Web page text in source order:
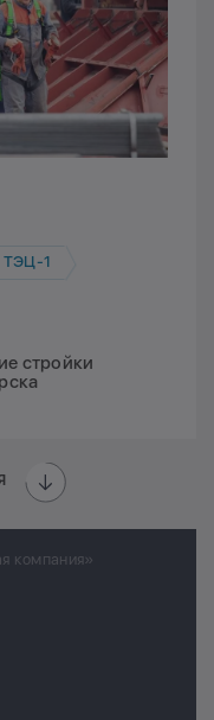
ТЭЦ-1
стройки
компания»